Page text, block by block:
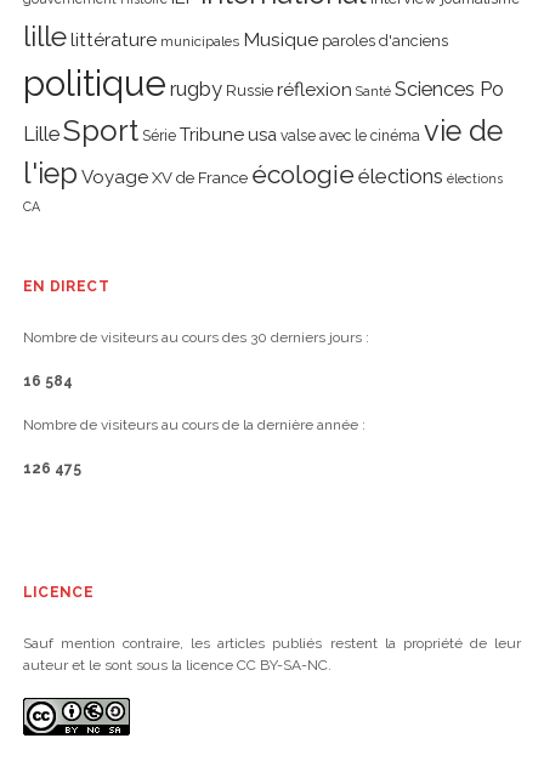
lillelittérature municipales Musique paroles d'anciens
politique rugby Russie réflexion Santé Sciences Po
LilleSport Série Tribune usa valse avec le cinéma vie de
l'iep Voyage XV de France écologie élections élections
CA
EN DIRECT
Nombre de visiteurs au cours des 30 derniers jours :
16 584
Nombre de visiteurs au cours de la dernière année :
126 475
LICENCE
Sauf mention contraire, les articles publiés restent la propriété de leur
auteur et le sont sous la licence CC BY-SA-NC.